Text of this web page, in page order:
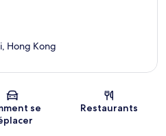
Carte
Hong Kong
se
Restaurants